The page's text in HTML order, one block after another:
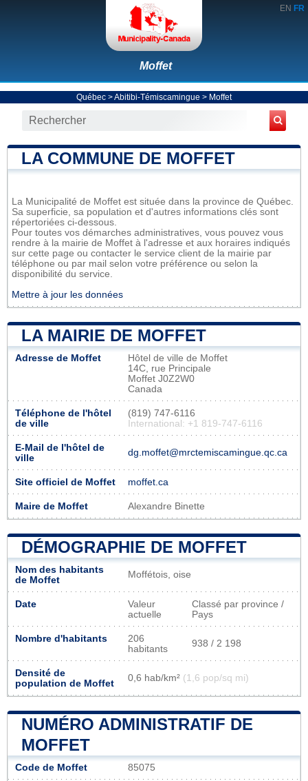
EN FR
Moffet
Québec >Abitibi-Témiscamingue > Moffet
LA COMMUNE DE MOFFET
La Municipalité de Moffet est située dans la province de Québec.
Sa superficie, sa population et d'autres informations clés sont
répertoriées ci-dessous.
Pour toutes vos démarches administratives, vous pouvez vous
rendre à la mairie de Moffet à l'adresse et aux horaires indiqués
sur cette page ou contacter le service client de la mairie par
téléphone ou par mail selon votre préférence ou selon la
disponibilité du service.
Mettre à jour les données
LA MAIRIE DE MOFFET
Adresse de Moffet
Hôtel de ville de Moffet
14C, rue Principale
Moffet J0Z2W0
Canada
Téléphone de l'hôtel
de ville
(819) 747-6116
International: +1 819-747-6116
E-Mail de l'hôtel de
ville
dg.moffet@mrctemiscamingue.qc.ca
Site officiel de Moffet moffet.ca
Maire de Moffet Alexandre Binette
DÉMOGRAPHIE DE MOFFET
Nom des habitants
de Moffet
Moffétois, oise
Date
Valeur
actuelle
Classé par province /
Pays
Nombre d'habitants
206
habitants
938 / 2 198
Densité de
population de Moffet
0,6 hab/km² (1,6 pop/sq mi)
NUMÉRO ADMINISTRATIF DE
MOFFET
Code de Moffet 85075